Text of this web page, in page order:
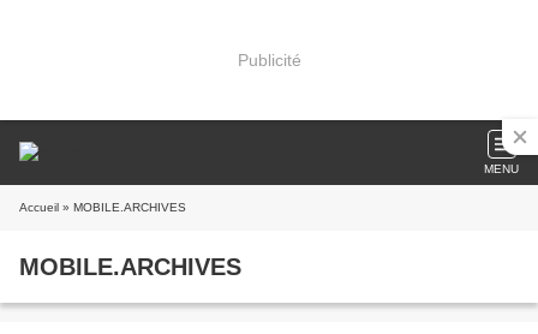
Publicité
MENU
Accueil » MOBILE.ARCHIVES
MOBILE.ARCHIVES